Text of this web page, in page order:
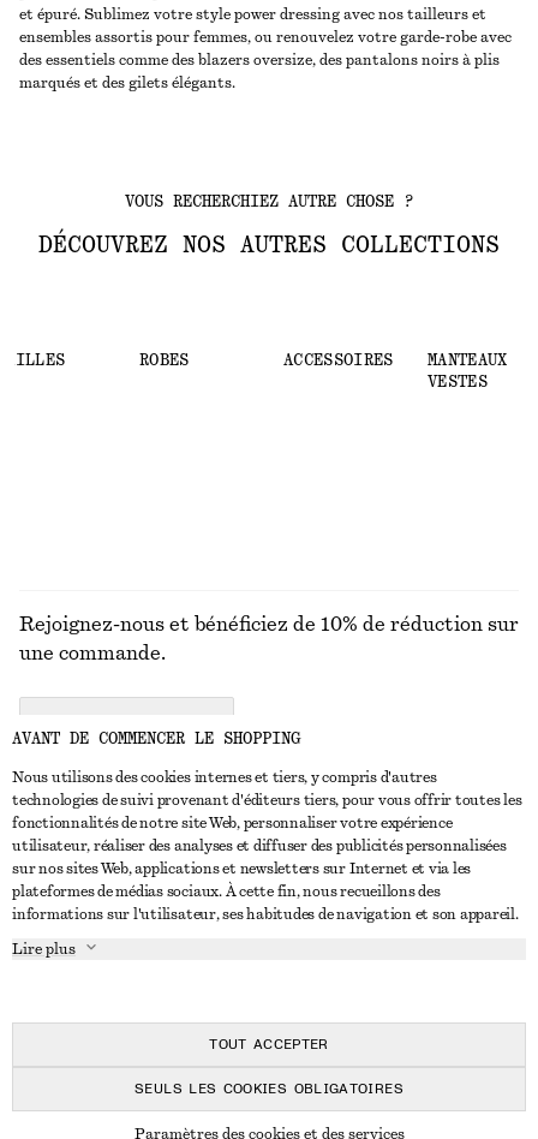
et épuré. Sublimez votre style power dressing avec nos tailleurs et
ensembles assortis pour femmes, ou renouvelez votre garde-robe avec
des essentiels comme des blazers oversize, des pantalons noirs à plis
marqués et des gilets élégants.
VOUS RECHERCHIEZ AUTRE CHOSE ?
DÉCOUVREZ NOS AUTRES COLLECTIONS
ROBES ACCESSOIRES
MANTEAUX ET
VESTES
NOUS CONTACTER
Nous contacter
Trouver un magasin
Affilié(e)s
Instagram
Pinterest
SERVICE CLIENT
Réduction étudiant
À PROPOS
En cours de réalisation
Rejoignez-nous et bénéficiez de 10% de réduction sur
une commande.
© 2026 & OTHER STORIES
AVANT DE COMMENCER LE SHOPPING
Nous utilisons des cookies internes et tiers, y compris d'autres
technologies de suivi provenant d'éditeurs tiers, pour vous offrir toutes les
fonctionnalités de notre site Web, personnaliser votre expérience
utilisateur, réaliser des analyses et diffuser des publicités personnalisées
sur nos sites Web, applications et newsletters sur Internet et via les
plateformes de médias sociaux. À cette fin, nous recueillons des
informations sur l'utilisateur, ses habitudes de navigation et son appareil.
Lire plus
TOUT ACCEPTER
SEULS LES COOKIES OBLIGATOIRES
Paramètres des cookies et des services